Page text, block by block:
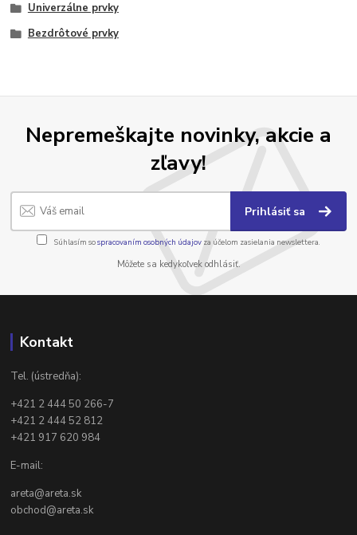
Univerzálne prvky
Bezdrôtové prvky
Nepremeškajte novinky, akcie a
zľavy!
Prihlásiť sa
Súhlasím sospracovaním osobných údajov za účelom zasielania newslettera.
Môžete sa kedykoľvek odhlásiť.
Kontakt
Tel. (ústredňa):
+421 2 444 50 266-7
+421 2 444 52 812
+421 917 620 984
E-mail:
areta@areta.sk
obchod@areta.sk